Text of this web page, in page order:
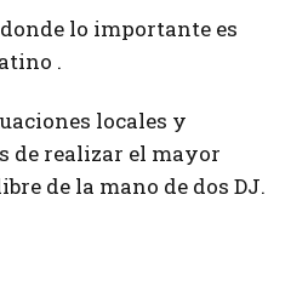
lo importante es
.
locales y
de realizar el mayor
de la mano de dos DJ.